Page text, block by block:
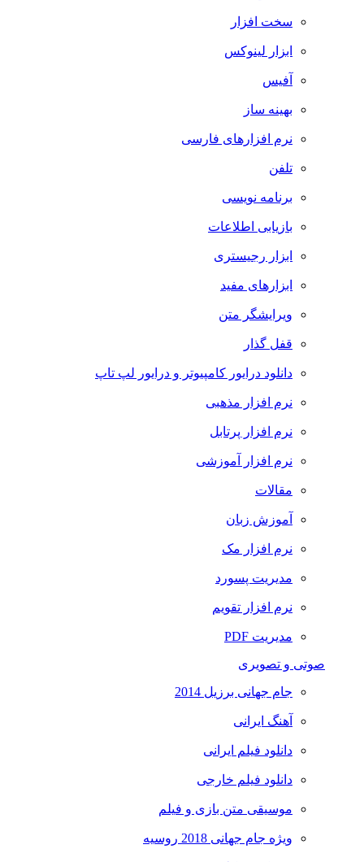
سخت افزار
ابزار لینوکس
آفیس
بهینه ساز
نرم افزارهای فارسی
تلفن
برنامه نویسی
بازیابی اطلاعات
ابزار رجیستری
ابزارهای مفید
ویرایشگر متن
قفل گذار
دانلود درایور کامپیوتر و درایور لپ تاپ
نرم افزار مذهبی
نرم افزار پرتابل
نرم افزار آموزشی
مقالات
آموزش زبان
نرم افزار مک
مدیریت پسورد
نرم افزار تقویم
مدیریت PDF
صوتی و تصویری
جام جهانی برزیل 2014
آهنگ ایرانی
دانلود فیلم ایرانی
دانلود فیلم خارجی
موسیقی متن بازی و فیلم
ویژه جام جهانی 2018 روسیه